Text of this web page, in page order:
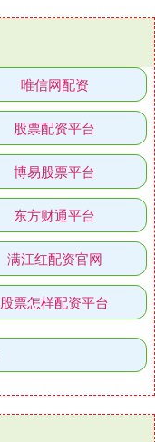
唯信网配资
股票配资平台
博易股票平台
东方财通平台
满江红配资官网
股票怎样配资平台